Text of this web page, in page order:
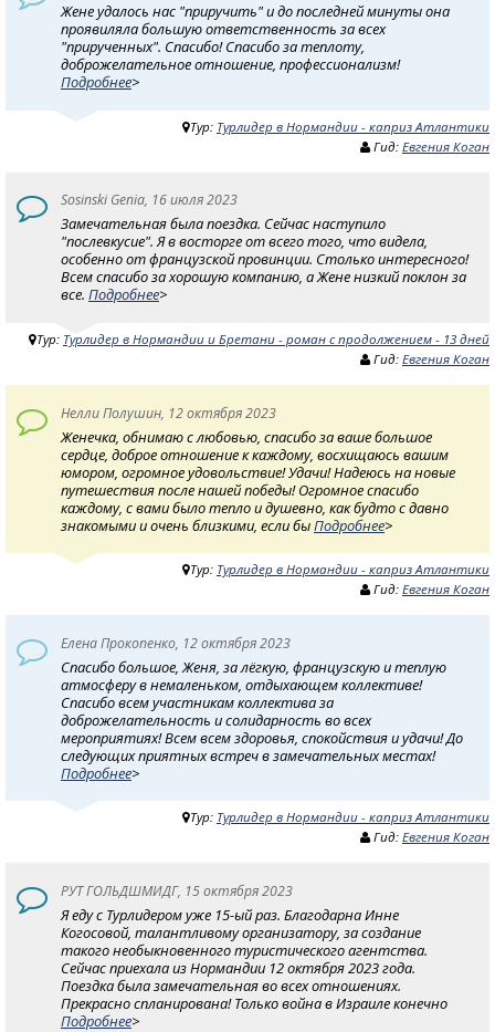
Жене удалось нас "приручить" и до последней минуты она
проявиляла большую ответственность за всех
"прирученных". Спасибо! Спасибо за теплоту,
доброжелательное отношение, профессионализм!
Подробнее>
Тур: Турлидер в Нормандии - каприз Атлантики
Гид: Евгения Коган
Sosinski Genia, 16 июля 2023
Замечательная была поездка. Сейчас наступило
"послевкусие". Я в восторге от всего того, что видела,
особенно от французской провинции. Столько интересного!
Всем спасибо за хорошую компанию, а Жене низкий поклон за
все. Подробнее>
Тур: Турлидер в Нормандии и Бретани - роман с продолжением - 13 дней
Гид: Евгения Коган
Нелли Полушин, 12 октября 2023
Женечка, обнимаю с любовью, спасибо за ваше большое
сердце, доброе отношение к каждому, восхищаюсь вашим
юмором, огромное удовольствие! Удачи! Надеюсь на новые
путешествия после нашей победы! Огромное спасибо
каждому, с вами было тепло и душевно, как будто с давно
знакомыми и очень близкими, если быПодробнее>
Тур: Турлидер в Нормандии - каприз Атлантики
Гид: Евгения Коган
Елена Прокопенко, 12 октября 2023
Спасибо большое, Женя, за лёгкую, французскую и теплую
атмосферу в немаленьком, отдыхающем коллективе!
Спасибо всем участникам коллектива за
доброжелательность и солидарность во всех
мероприятиях! Всем всем здоровья, спокойствия и удачи! До
следующих приятных встреч в замечательных местах!
Подробнее>
Тур: Турлидер в Нормандии - каприз Атлантики
Гид: Евгения Коган
РУТ ГОЛЬДШМИДГ, 15 октября 2023
Я еду с Турлидером уже 15-ый раз. Благодарна Инне
Когосовой, талантливому организатору, за создание
такого необыкновенного туристического агентства.
Сейчас приехала из Нормандии 12 октября 2023 года.
Поездка была замечательная во всех отношениях.
Прекрасно спланирована! Только война в Израиле конечно
Подробнее>